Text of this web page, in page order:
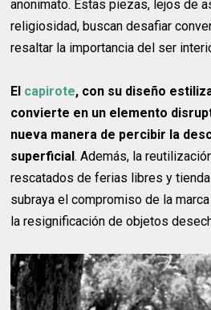
anonimato. Estas piezas, lejos de
religiosidad, buscan desafiar
resaltar la importancia del ser
El capirote, con su diseño
convierte en un elemento
nueva manera de percibir la
superficial. Además, la
rescatados de ferias libres y
subraya el compromiso de la
la resignificación de objetos